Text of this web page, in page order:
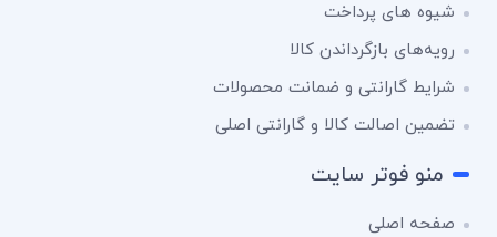
شیوه های پرداخت
رویه‌های بازگرداندن کالا
شرایط گارانتی و ضمانت محصولات
تضمین اصالت کالا و گارانتی اصلی
منو فوتر سایت
صفحه اصلی